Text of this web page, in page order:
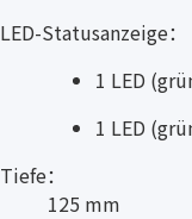
LED-Statusanzeige：
1 LED
1 LED
Tiefe：
125 mm